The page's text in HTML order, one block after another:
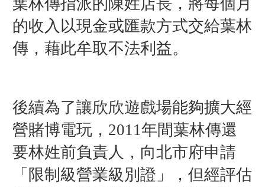
的收入以現金或匯款方式交給葉林
傳，藉此牟取不法利益。
後續為了讓欣欣遊戲場能夠擴大經
營賭博電玩，2011年間葉林傳還
要林姓前負責人，向北市府申請
「限制級營業級別證」，但經評估